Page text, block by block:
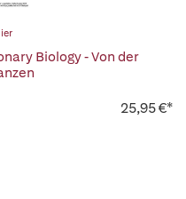
Biology - Von der
25,95 €*